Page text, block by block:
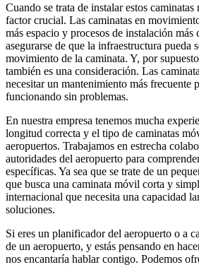
Cuando se trata de instalar estos
factor crucial. Las caminatas en
más espacio y procesos de instalación más
asegurarse de que la infraestructura pueda
movimiento de la caminata. Y, por
también es una consideración. Las
necesitar un mantenimiento más frecuente
funcionando sin problemas.
En nuestra empresa tenemos mucha
longitud correcta y el tipo de caminatas
aeropuertos. Trabajamos en estrecha
autoridades del aeropuerto para
específicas. Ya sea que se trate de un
que busca una caminata móvil corta y
internacional que necesita una capacidad
soluciones.
Si eres un planificador del aeropuerto o a
de un aeropuerto, y estás pensando en
nos encantaría hablar contigo. Podemos